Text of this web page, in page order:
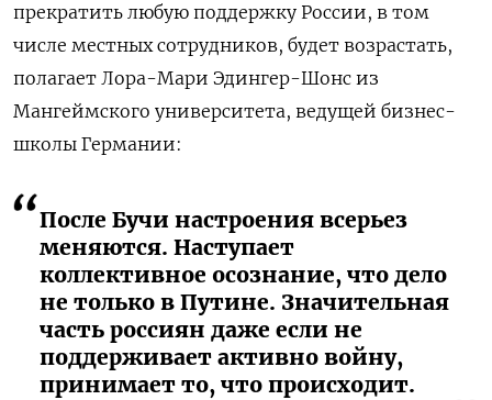
прекратить любую поддержку России, в том
числе местных сотрудников, будет возрастать,
полагает Лора-Мари Эдингер-Шонс из
Мангеймского университета, ведущей бизнес-
школы Германии:
После Бучи настроения всерьез
меняются. Наступает
коллективное осознание, что дело
не только в Путине. Значительная
часть россиян даже если не
поддерживает активно войну,
принимает то, что происходит.